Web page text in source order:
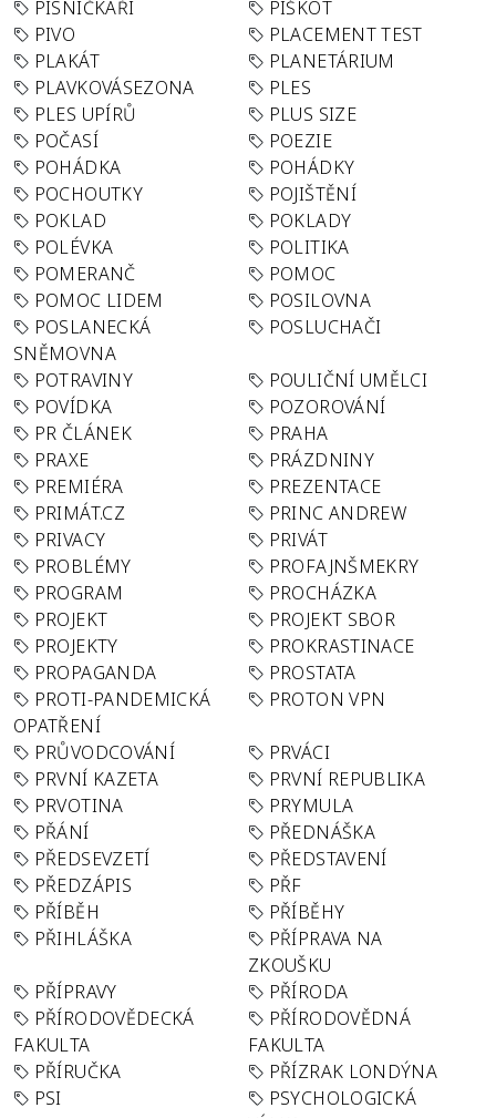
PÍSNIČKÁŘI
PIŠKOT
PIVO
PLACEMENT TEST
PLAKÁT
PLANETÁRIUM
PLAVKOVÁSEZONA
PLES
PLES UPÍRŮ
PLUS SIZE
POČASÍ
POEZIE
POHÁDKA
POHÁDKY
POCHOUTKY
POJIŠTĚNÍ
POKLAD
POKLADY
POLÉVKA
POLITIKA
POMERANČ
POMOC
POMOC LIDEM
POSILOVNA
POSLANECKÁ
SNĚMOVNA
POSLUCHAČI
POTRAVINY
POULIČNÍ UMĚLCI
POVÍDKA
POZOROVÁNÍ
PR ČLÁNEK
PRAHA
PRAXE
PRÁZDNINY
PREMIÉRA
PREZENTACE
PRIMÁT.CZ
PRINC ANDREW
PRIVACY
PRIVÁT
PROBLÉMY
PROFAJNŠMEKRY
PROGRAM
PROCHÁZKA
PROJEKT
PROJEKT SBOR
PROJEKTY
PROKRASTINACE
PROPAGANDA
PROSTATA
PROTI-PANDEMICKÁ
OPATŘENÍ
PROTON VPN
PRŮVODCOVÁNÍ
PRVÁCI
PRVNÍ KAZETA
PRVNÍ REPUBLIKA
PRVOTINA
PRYMULA
PŘÁNÍ
PŘEDNÁŠKA
PŘEDSEVZETÍ
PŘEDSTAVENÍ
PŘEDZÁPIS
PŘF
PŘÍBĚH
PŘÍBĚHY
PŘIHLÁŠKA
PŘÍPRAVA NA
ZKOUŠKU
PŘÍPRAVY
PŘÍRODA
PŘÍRODOVĚDECKÁ
FAKULTA
PŘÍRODOVĚDNÁ
FAKULTA
PŘÍRUČKA
PŘÍZRAK LONDÝNA
PSI
PSYCHOLOGICKÁ